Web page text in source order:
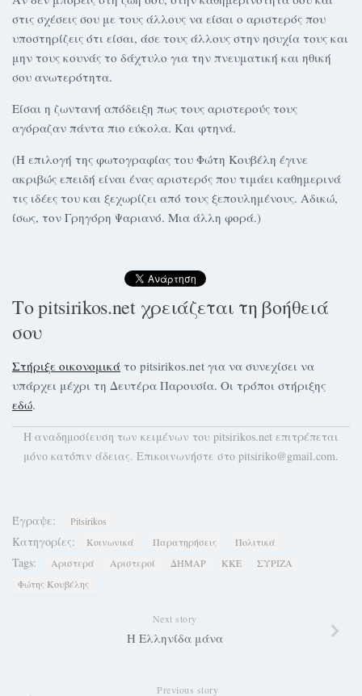
στις σχέσεις σου με τους άλλους να είσαι ο αριστερός που
υποστηρίζεις ότι είσαι, άσε τους άλλους στην ησυχία τους και
μην τους κουνάς το δάχτυλο για την πνευματική και ηθική
σου ανωτερότητα.
Είσαι η ζωντανή απόδειξη πως τους αριστερούς τους
αγόραζαν πάντα πιο εύκολα. Και φτηνά.
(Η επιλογή της φωτογραφίας του Φώτη Κουβέλη έγινε
ακριβώς επειδή είναι ένας αριστερός που τιμάει καθημερινά
τις ιδέες του και ξεχωρίζει από τους ξεπουλημένους. Αδικώ,
ίσως, τον Γρηγόρη Ψαριανό. Μια άλλη φορά.)
Το pitsirikos.net χρειάζεται τη βοήθειά
σου
Στήριξε οικονομικά το pitsirikos.net για να συνεχίσει να
υπάρχει μέχρι τη Δευτέρα Παρουσία. Οι τρόποι στήριξης
εδώ.
H αναδημοσίευση των κειμένων του pitsirikos.net επιτρέπεται
μόνο κατόπιν άδειας. Επικοινωνήστε στο pitsiriko@gmail.com.
Έγραψε: Pitsirikos
Κατηγορίες: Κοινωνικά Παρατηρήσεις Πολιτικά
Tags: Αριστερά Αριστεροί ΔΗΜΑΡ ΚΚΕ
ΣΥΡΙΖΑ
Φώτης Κουβέλης
Next story
Η Ελληνίδα μάνα
Previous story